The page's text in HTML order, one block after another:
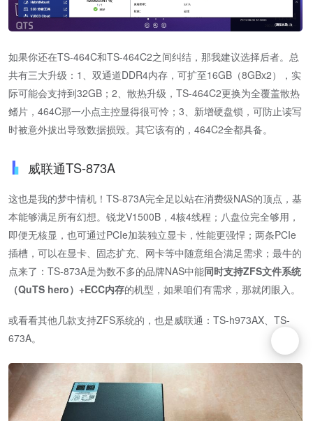
如果你还在TS-464C和TS-464C2之间纠结，那我建议选择后者。总
共有三大升级：1、双通道DDR4内存，可扩至16GB（8GBx2），实
际可能会支持到32GB；2、散热升级，TS-464C2更换为全覆盖散热
鳍片，464C那一小点主控显得很可怜；3、新增硬盘锁，可防止读写
时被意外拔出导致数据损毁。其它该有的，464C2全都具备。
威联通TS-873A
这也是我的梦中情机！TS-873A完全足以站在消费级NAS的顶点，基
本能够满足所有幻想。锐龙V1500B，4核4线程；八盘位完全够用，
即便无核显，也可通过PCIe加装独立显卡，性能更强悍；两条PCIe
插槽，可以在显卡、固态扩充、网卡等中随意组合满足需求；最牛的
点来了：TS-873A是为数不多的品牌NAS中能同时支持ZFS文件系统
（QuTS hero）+ECC内存的机型，如果咱们有需求，那就闭眼入。
或看看其他几款支持ZFS系统的，也是威联通：TS-h973AX、TS-
673A。